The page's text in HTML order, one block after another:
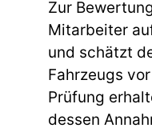
Zur
Mitarbeiter
und schätzt
Fahrzeugs
Prüfung
dessen